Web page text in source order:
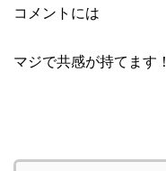
コメントには
マジで共感が持てます！